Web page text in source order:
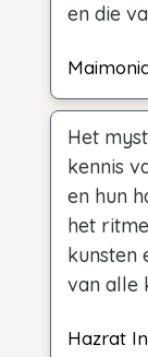
en die
Het
kennis
en hun
het
kunsten
van alle
Hazrat